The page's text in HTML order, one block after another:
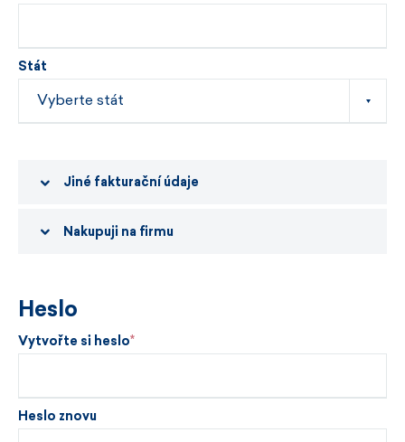
Stát
Jiné fakturační údaje
Nakupuji na firmu
Heslo
Vytvořte si heslo
Heslo znovu